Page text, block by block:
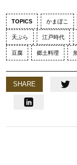
TOPICS かまぼこ
天ぷら 江戸時代
豆腐 郷土料理
SHARE